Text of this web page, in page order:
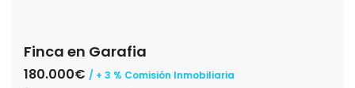
Finca en Garafia
180.000€ / + 3 % Comisión Inmobiliaria